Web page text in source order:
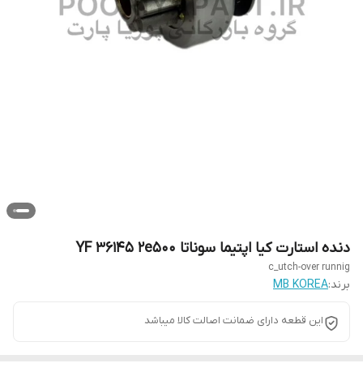
دنده استارت کیا اپتیما سوناتا YF 36145 2e500
c_utch-over runnig
برند:MB KOREA
این قطعه دارای ضمانت اصالت کالا میباشد